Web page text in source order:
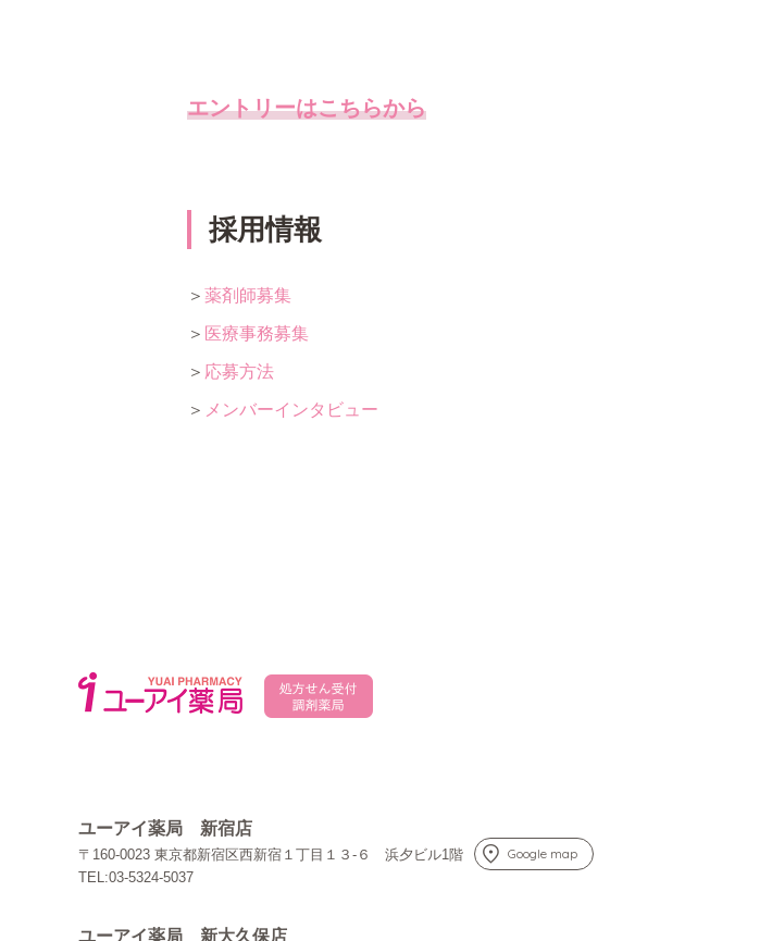
エントリーはこちらから
採用情報
＞ 薬剤師募集
＞ 医療事務募集
＞ 応募方法
＞ メンバーインタビュー
ユーアイ薬局 新宿店
〒160-0023 東京都新宿区西新宿１丁目１３-６ 浜夕ビル1階
Google map
TEL:03-5324-5037
ユーアイ薬局 新大久保店